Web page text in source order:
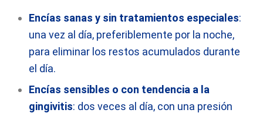
Encías sanas y sin tratamientos especiales:
una vez al día, preferiblemente por la noche,
para eliminar los restos acumulados durante
el día.
Encías sensibles o con tendencia a la
gingivitis: dos veces al día, con una presión